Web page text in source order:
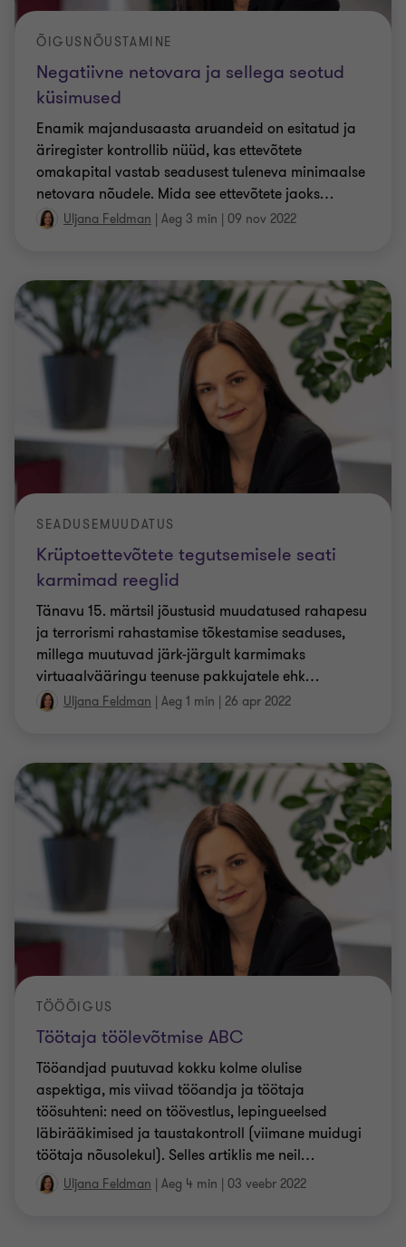
Negatiivne netovara ja sellega seotud
küsimused
ÕIGUSNÕUSTAMINE
Enamik majandusaasta aruandeid on esitatud ja
äriregister kontrollib nüüd, kas ettevõtete
omakapital vastab seadusest tuleneva minimaalse
netovara nõudele. Mida see ettevõtete jaoks…
Uljana Feldman | Aeg 3 min | 09 nov 2022
Krüptoettevõtete tegutsemisele seati
karmimad reeglid
SEADUSEMUUDATUS
Tänavu 15. märtsil jõustusid muudatused rahapesu
ja terrorismi rahastamise tõkestamise seaduses,
millega muutuvad järk-järgult karmimaks
virtuaalvääringu teenuse pakkujatele ehk…
Uljana Feldman | Aeg 1 min | 26 apr 2022
Töötaja töölevõtmise ABC
TÖÖÕIGUS
Tööandjad puutuvad kokku kolme olulise
aspektiga, mis viivad tööandja ja töötaja
töösuhteni: need on töövestlus, lepingueelsed
läbirääkimised ja taustakontroll (viimane muidugi
töötaja nõusolekul). Selles artiklis me neil…
Uljana Feldman | Aeg 4 min | 03 veebr 2022